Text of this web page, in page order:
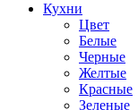
Кухни
Цвет
Белые
Черные
Желтые
Красные
Зеленые